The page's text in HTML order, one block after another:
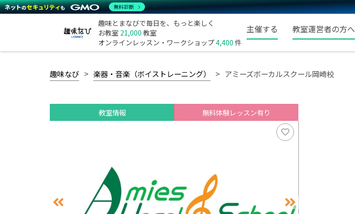
趣味とまなびで毎日を、もっと楽しく
お教室 21,000 教室
オンラインレッスン・ワークショップ4,400 件
主催する 教室運営者の方へ
趣味なび 楽器・音楽（ボイストレーニング） アミーズボーカルスクール岡崎校
教室情報 無料体験レッスン有り
無料診断